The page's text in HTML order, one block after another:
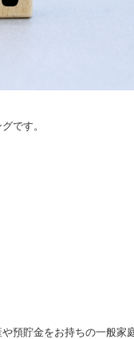
です。
預貯金をお持ちの一般家